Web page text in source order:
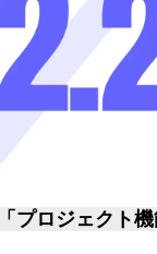
「プロジェクト